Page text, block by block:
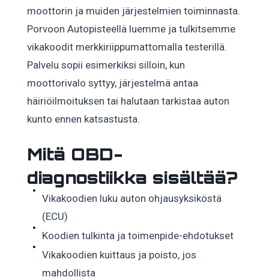
moottorin ja muiden järjestelmien toiminnasta.
Porvoon Autopisteellä luemme ja tulkitsemme
vikakoodit merkkiriippumattomalla testerillä.
Palvelu sopii esimerkiksi silloin, kun
moottorivalo syttyy, järjestelmä antaa
häiriöilmoituksen tai halutaan tarkistaa auton
kunto ennen katsastusta.
Mitä OBD-
diagnostiikka sisältää?
Vikakoodien luku auton ohjausyksiköstä
(ECU)
Koodien tulkinta ja toimenpide-ehdotukset
Vikakoodien kuittaus ja poisto, jos
mahdollista